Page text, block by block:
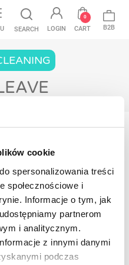
cookie
spersonalizowania treści
społecznościowe i
Informacje o tym, jak
partnerom
i analitycznym.
z innymi danymi
podczas
SEARCH LOGIN CART
0
B2B
Interleave
prodotti disponibili
Altri prodotti verranno
appena saranno stati